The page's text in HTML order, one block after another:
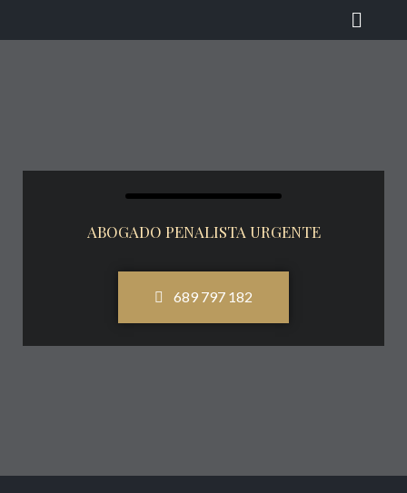
ABOGADO PENALISTA URGENTE
689 797 182